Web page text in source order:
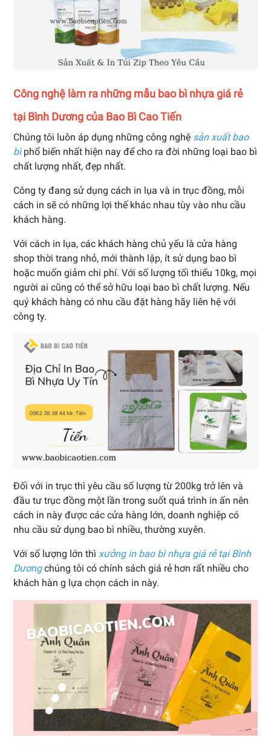
Công nghệ làm ra những mẫu bao bì nhựa giá rẻ
tại Bình Dương của Bao Bì Cao Tiến
Chúng tôi luôn áp dụng những công nghệ sản xuất bao
bìphổ biến nhất hiện nay để cho ra đời những loại bao bì
chất lượng nhất, đẹp nhất.
Công ty đang sử dụng cách in lụa và in trục đồng, mỗi
cách in sẽ có những lợi thế khác nhau tùy vào nhu cầu
khách hàng.
Với cách in lụa, các khách hàng chủ yếu là cửa hàng
shop thời trang nhỏ, mới thành lập, ít sử dụng bao bì
hoặc muốn giảm chi phí. Với số lượng tối thiểu 10kg, mọi
người ai cũng có thể sở hữu loại bao bì chất lượng. Nếu
quý khách hàng có nhu cầu đặt hàng hãy liên hệ với
công ty.
Đối với in trục thì yêu cầu số lượng từ 200kg trở lên và
đầu tư trục đồng một lần trong suốt quá trình in ấn nên
cách in này được các cửa hàng lớn, doanh nghiệp có
nhu cầu sử dụng bao bì nhiều, thường xuyên.
Với số lượng lớn thìxưởng in bao bì nhựa giá rẻ tại Bình
Dươngchúng tôi có chính sách giá rẻ hơn rất nhiều cho
khách hàn g lựa chọn cách in này.